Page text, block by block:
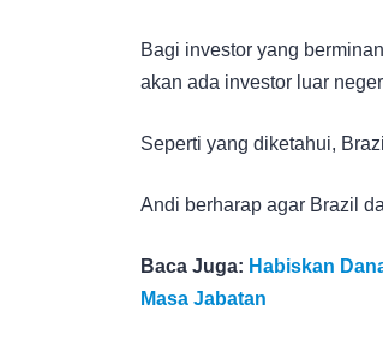
Bagi investor yang
akan ada investor luar
Seperti yang diketahui,
Andi berharap agar Brazil
Baca Juga: Habiskan
Masa Jabatan